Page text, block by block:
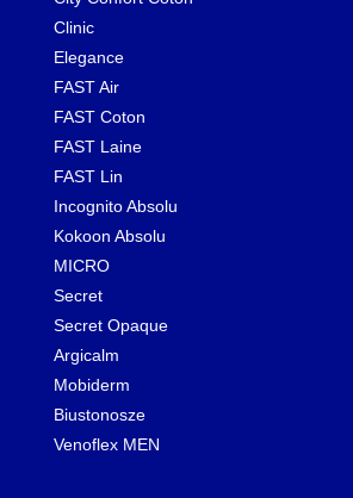
Clinic
Elegance
FAST Air
FAST Coton
FAST Laine
FAST Lin
Incognito Absolu
Kokoon Absolu
MICRO
Secret
Secret Opaque
Argicalm
Mobiderm
Biustonosze
Venoflex MEN